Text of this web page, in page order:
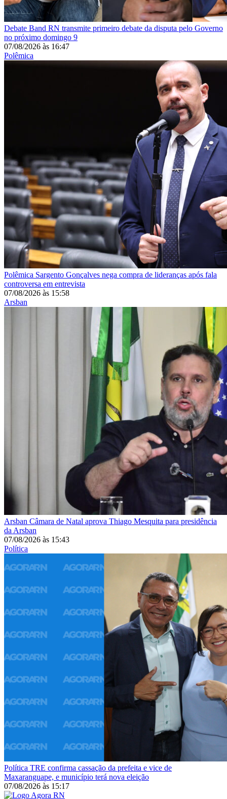
Debate Band RN transmite primeiro debate da disputa pelo Governo
no próximo domingo 9
07/08/2026 às 16:47
Polêmica
Polêmica Sargento Gonçalves nega compra de lideranças após fala
controversa em entrevista
07/08/2026 às 15:58
Arsban
Arsban Câmara de Natal aprova Thiago Mesquita para presidência
da Arsban
07/08/2026 às 15:43
Política
Política TRE confirma cassação da prefeita e vice de
Maxaranguape, e município terá nova eleição
07/08/2026 às 15:17